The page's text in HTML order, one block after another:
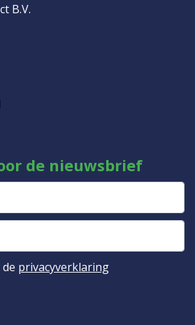
B.V.
de nieuwsbrief
privacyverklaring